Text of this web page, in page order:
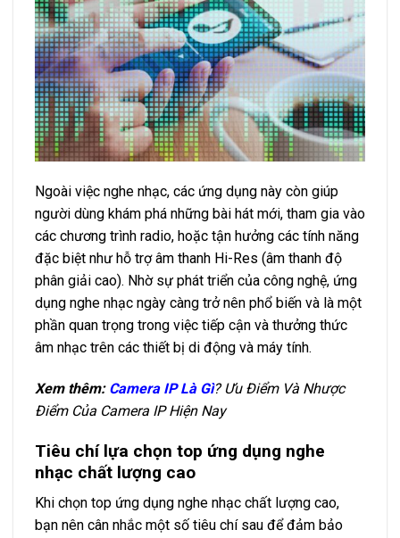
Ngoài việc nghe nhạc, các ứng dụng này còn giúp
người dùng khám phá những bài hát mới, tham gia vào
các chương trình radio, hoặc tận hưởng các tính năng
đặc biệt như hỗ trợ âm thanh Hi-Res (âm thanh độ
phân giải cao). Nhờ sự phát triển của công nghệ, ứng
dụng nghe nhạc ngày càng trở nên phổ biến và là một
phần quan trọng trong việc tiếp cận và thưởng thức
âm nhạc trên các thiết bị di động và máy tính.
Xem thêm: Camera IP Là Gì? Ưu Điểm Và Nhược
Điểm Của Camera IP Hiện Nay
Tiêu chí lựa chọn top ứng dụng nghe
nhạc chất lượng cao
Khi chọn top ứng dụng nghe nhạc chất lượng cao,
bạn nên cân nhắc một số tiêu chí sau để đảm bảo